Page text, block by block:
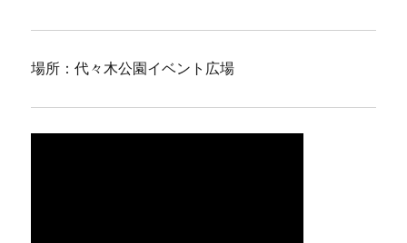
場所：代々木公園イベント広場